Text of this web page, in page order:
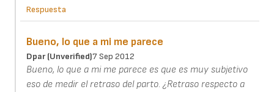
Respuesta
Bueno, lo que a mi me parece
Dpar (unverified)7 Sep 2012
Bueno, lo que a mi me parece es que es muy subjetivo
eso de medir el retraso del parto. ¿Retraso respecto a